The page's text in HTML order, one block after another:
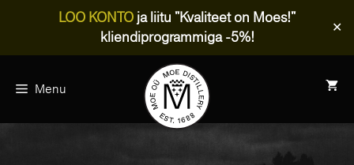
LOO KONTO ja liitu "Kvaliteet on Moes!"
kliendiprogrammiga -5%!
✕
Menu